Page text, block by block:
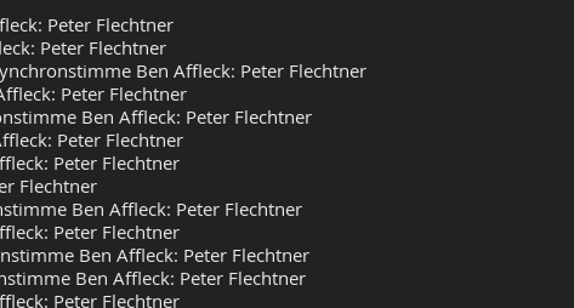
Peter Flechtner
Peter Flechtner
Ben Affleck: Peter Flechtner
Peter Flechtner
Ben Affleck: Peter Flechtner
Peter Flechtner
Peter Flechtner
Flechtner
Ben Affleck: Peter Flechtner
Peter Flechtner
Ben Affleck: Peter Flechtner
Ben Affleck: Peter Flechtner
Peter Flechtner